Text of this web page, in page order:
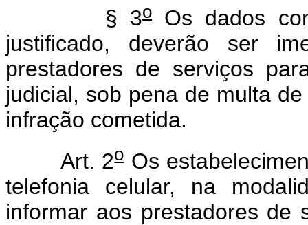
§ 3oOs dados
justificado, deverão ser
prestadores de serviços
judicial, sob pena de multa
infração cometida.
Art. 2oOs
telefonia celular, na
informar aos prestadores de